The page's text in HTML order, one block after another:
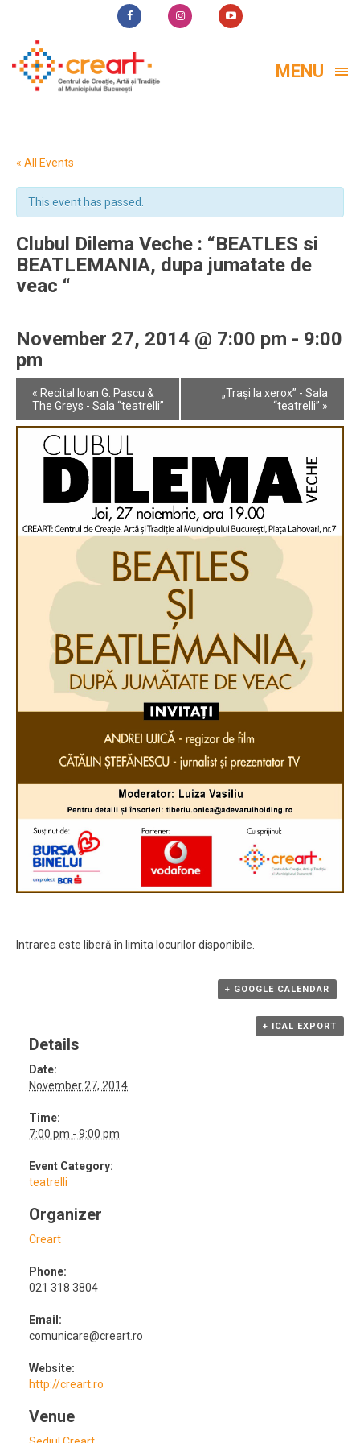
MENU
« All Events
This event has passed.
Clubul Dilema Veche : “BEATLES si
BEATLEMANIA, dupa jumatate de
veac “
November 27, 2014 @ 7:00 pm - 9:00
pm
Event
Navigation
« Recital Ioan G. Pascu &
The Greys - Sala “teatrelli”
„Trași la xerox” - Sala
“teatrelli” »
Intrarea este liberă în limita locurilor disponibile.
+ GOOGLE CALENDAR
+ ICAL EXPORT
Details
Date:
November 27, 2014
Time:
7:00 pm - 9:00 pm
Event Category:
teatrelli
Organizer
Creart
Phone:
021 318 3804
Email:
comunicare@creart.ro
Website:
http://creart.ro
Venue